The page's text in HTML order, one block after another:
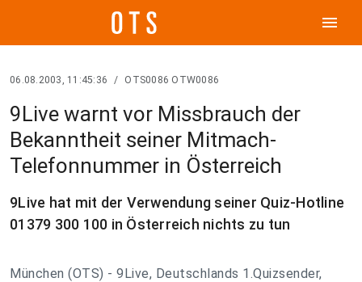
menu
06.08.2003, 11:45:36 / OTS0086 OTW0086
9Live warnt vor Missbrauch der
Bekanntheit seiner Mitmach-
Telefonnummer in Österreich
9Live hat mit der Verwendung seiner Quiz-Hotline
01379 300 100 in Österreich nichts zu tun
München (OTS) - 9Live, Deutschlands 1.Quizsender,